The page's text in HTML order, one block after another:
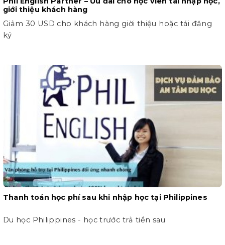
giới thiệu khách hàng
Giảm 30 USD cho khách hàng giời thiệu hoặc tái đăng
ký
Thanh toán học phí sau khi nhập học tại Philippines
Du học Philippines - học trước trả tiền sau